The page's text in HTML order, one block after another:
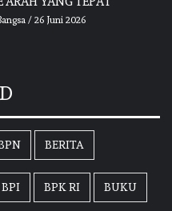
/ 26 Juni 2026
BERITA
BPI BPK RI BUKU